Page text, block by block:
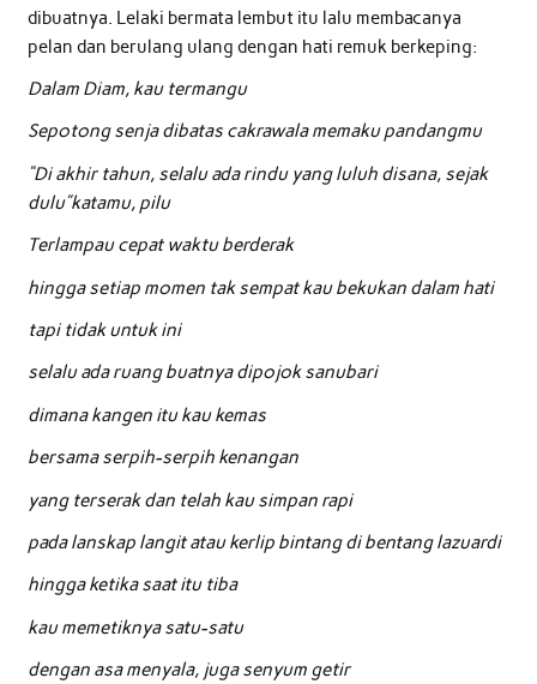
dibuatnya. Lelaki bermata lembut itu lalu membacanya
pelan dan berulang ulang dengan hati remuk berkeping:
Dalam Diam, kau termangu
Sepotong senja dibatas cakrawala memaku pandangmu
“Di akhir tahun, selalu ada rindu yang luluh disana, sejak
dulu”katamu, pilu
Terlampau cepat waktu berderak
hingga setiap momen tak sempat kau bekukan dalam hati
tapi tidak untuk ini
selalu ada ruang buatnya dipojok sanubari
dimana kangen itu kau kemas
bersama serpih-serpih kenangan
yang terserak dan telah kau simpan rapi
pada lanskap langit atau kerlip bintang di bentang lazuardi
hingga ketika saat itu tiba
kau memetiknya satu-satu
dengan asa menyala, juga senyum getir